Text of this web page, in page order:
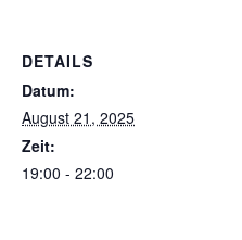
DETAILS
Datum:
August 21, 2025
Zeit:
19:00 - 22:00